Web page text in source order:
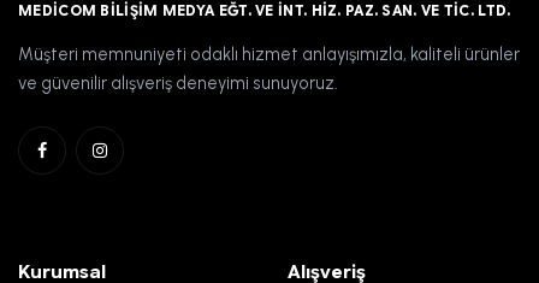
MEDICOM BILIŞIM MEDYA EĞT. VE İNT. HIZ. PAZ. SAN. VE TIC. LTD.
Müşteri memnuniyeti odaklı hizmet anlayışımızla, kaliteli ürünler
ve güvenilir alışveriş deneyimi sunuyoruz.
Kurumsal Alışveriş